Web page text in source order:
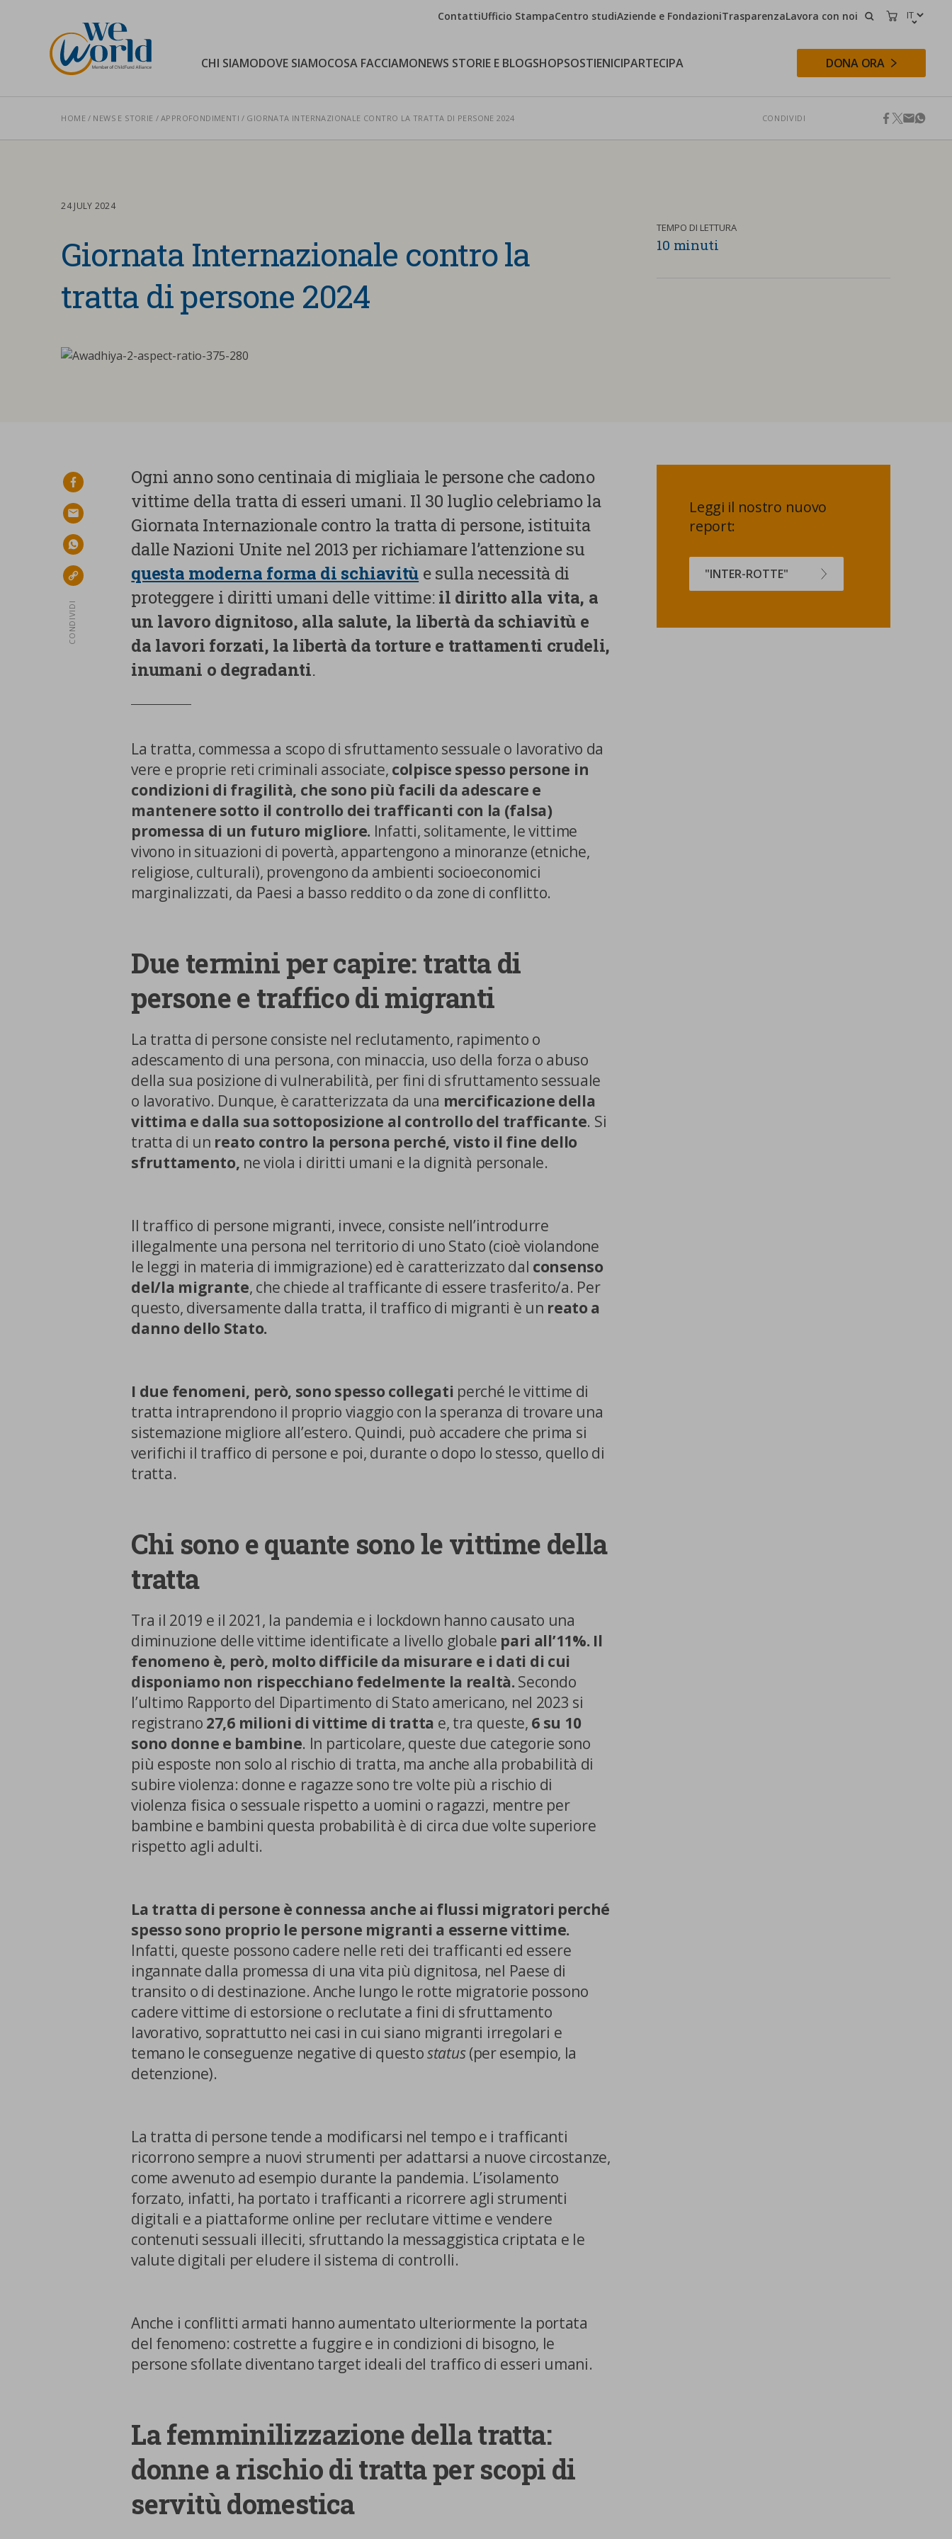
WeWorld Onlus CHI SIAMODOVE SIAMOCOSA FACCIAMONEWS STORIE E BLOGSHOPSOSTIENICIPARTECIPA
ContattiUfficio StampaCentro studiAziende e FondazioniTrasparenzaLavora con noi CERCACARRELLO
DONA ORA
Cerca nel sito
Centro preferenze sulla privacy
navigazione e dal loro profilo. È possibile configurare o rifiutare i cookie facendo
clic su “Impostazioni cookie”. Inoltre, gli utenti possono accettare tutti i cookie
necessari
Cookie di terze parti
CONFERMA LE MIE SCELTE
HOME NEWS E STORIE APPROFONDIMENTI GIORNATA INTERNAZIONALE CONTRO LA TRATTA DI PERSONE 2024 CONDIVIDI facebook
twitter
email
24 JULY 2024
Giornata Internazionale contro la
tratta di persone 2024
TEMPO DI LETTURA
10 minuti
CONDIVIDI
facebook
email
whatsapp
link
Ogni anno sono centinaia di migliaia le persone che cadono
vittime della tratta di esseri umani. Il 30 luglio celebriamo la
Giornata Internazionale contro la tratta di persone, istituita
dalle Nazioni Unite nel 2013 per richiamare l’attenzione su
questa moderna forma di schiavitù e sulla necessità di
proteggere i diritti umani delle vittime:il diritto alla vita, a
un lavoro dignitoso, alla salute, la libertà da schiavitù e
da lavori forzati, la libertà da torture e trattamenti crudeli,
inumani o degradanti.
La tratta, commessa a scopo di sfruttamento sessuale o lavorativo da
vere e proprie reti criminali associate, colpisce spesso persone in
condizioni di fragilità, che sono più facili da adescare e
mantenere sotto il controllo dei trafficanti con la (falsa)
promessa di un futuro migliore. Infatti, solitamente, le vittime
vivono in situazioni di povertà, appartengono a minoranze (etniche,
religiose, culturali), provengono da ambienti socioeconomici
marginalizzati, da Paesi a basso reddito o da zone di conflitto.
Due termini per capire: tratta di
persone e traffico di migranti
La tratta di persone consiste nel reclutamento, rapimento o
adescamento di una persona, con minaccia, uso della forza o abuso
della sua posizione di vulnerabilità, per fini di sfruttamento sessuale
o lavorativo. Dunque, è caratterizzata da una mercificazione della
vittima e dalla sua sottoposizione al controllo del trafficante. Si
tratta di un reato contro la persona perché, visto il fine dello
sfruttamento, ne viola i diritti umani e la dignità personale.
Il traffico di persone migranti, invece, consiste nell’introdurre
illegalmente una persona nel territorio di uno Stato (cioè violandone
le leggi in materia di immigrazione) ed è caratterizzato dal consenso
del/la migrante, che chiede al trafficante di essere trasferito/a. Per
questo, diversamente dalla tratta, il traffico di migranti è un reato a
danno dello Stato.
I due fenomeni, però, sono spesso collegati perché le vittime di
tratta intraprendono il proprio viaggio con la speranza di trovare una
sistemazione migliore all’estero. Quindi, può accadere che prima si
verifichi il traffico di persone e poi, durante o dopo lo stesso, quello di
tratta.
Chi sono e quante sono le vittime della
tratta
Tra il 2019 e il 2021, la pandemia e i lockdown hanno causato una
diminuzione delle vittime identificate a livello globale pari all’11%. Il
fenomeno è, però, molto difficile da misurare e i dati di cui
disponiamo non rispecchiano fedelmente la realtà. Secondo
l’ultimo Rapporto del Dipartimento di Stato americano, nel 2023 si
registrano 27,6 milioni di vittime di tratta e, tra queste, 6 su 10
sono donne e bambine. In particolare, queste due categorie sono
più esposte non solo al rischio di tratta, ma anche alla probabilità di
subire violenza: donne e ragazze sono tre volte più a rischio di
violenza fisica o sessuale rispetto a uomini o ragazzi, mentre per
bambine e bambini questa probabilità è di circa due volte superiore
rispetto agli adulti.
La tratta di persone è connessa anche ai flussi migratori perché
spesso sono proprio le persone migranti a esserne vittime.
Infatti, queste possono cadere nelle reti dei trafficanti ed essere
ingannate dalla promessa di una vita più dignitosa, nel Paese di
transito o di destinazione. Anche lungo le rotte migratorie possono
cadere vittime di estorsione o reclutate a fini di sfruttamento
lavorativo, soprattutto nei casi in cui siano migranti irregolari e
temano le conseguenze negative di questostatus(per esempio, la
detenzione).
La tratta di persone tende a modificarsi nel tempo e i trafficanti
ricorrono sempre a nuovi strumenti per adattarsi a nuove circostanze,
come avvenuto ad esempio durante la pandemia. L’isolamento
forzato, infatti, ha portato i trafficanti a ricorrere agli strumenti
digitali e a piattaforme online per reclutare vittime e vendere
contenuti sessuali illeciti, sfruttando la messaggistica criptata e le
valute digitali per eludere il sistema di controlli.
Anche i conflitti armati hanno aumentato ulteriormente la portata
del fenomeno: costrette a fuggire e in condizioni di bisogno, le
persone sfollate diventano target ideali del traffico di esseri umani.
La femminilizzazione della tratta:
donne a rischio di tratta per scopi di
servitù domestica
Leggi il nostro nuovo
report:
"INTER-ROTTE"